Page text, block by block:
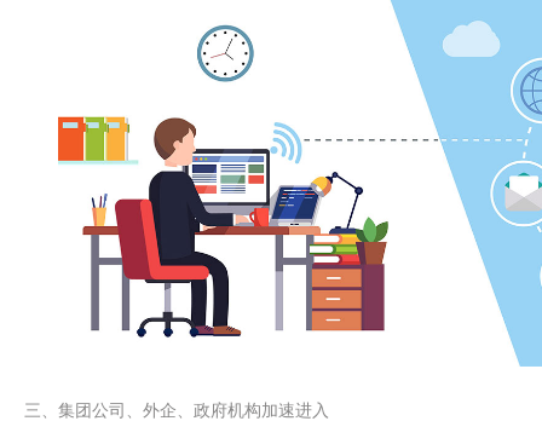
三、集团公司、外企、政府机构加速进入